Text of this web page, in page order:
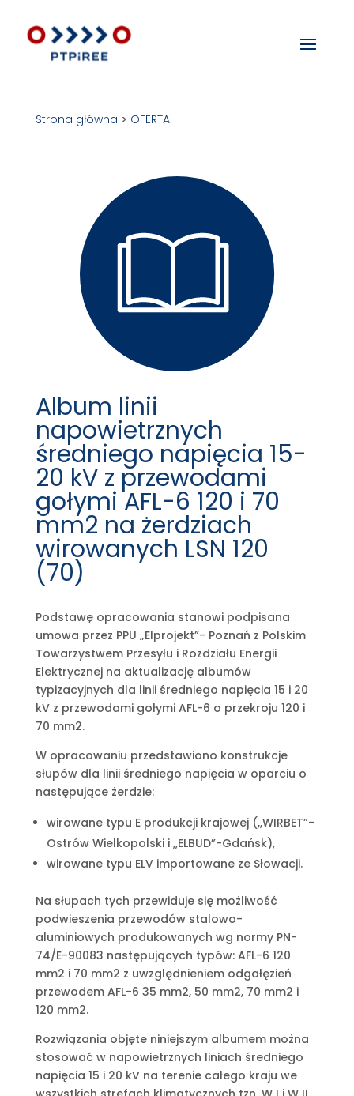
Strona główna > OFERTA
Album linii
napowietrznych
średniego napięcia 15-
20 kV z przewodami
gołymi AFL-6 120 i 70
mm2 na żerdziach
wirowanych LSN 120
(70)
Podstawę opracowania stanowi podpisana
umowa przez PPU „Elprojekt”- Poznań z Polskim
Towarzystwem Przesyłu i Rozdziału Energii
Elektrycznej na aktualizację albumów
typizacyjnych dla linii średniego napięcia 15 i 20
kV z przewodami gołymi AFL-6 o przekroju 120 i
70 mm2.
W opracowaniu przedstawiono konstrukcje
słupów dla linii średniego napięcia w oparciu o
następujące żerdzie:
wirowane typu E produkcji krajowej (,,WIRBET”-
Ostrów Wielkopolski i ,,ELBUD”-Gdańsk),
wirowane typu ELV importowane ze Słowacji.
Na słupach tych przewiduje się możliwość
podwieszenia przewodów stalowo-
aluminiowych produkowanych wg normy PN-
74/E-90083 następujących typów: AFL-6 120
mm2 i 70 mm2 z uwzględnieniem odgałęzień
przewodem AFL-6 35 mm2, 50 mm2, 70 mm2 i
120 mm2.
Rozwiązania objęte niniejszym albumem można
stosować w napowietrznych liniach średniego
napięcia 15 i 20 kV na terenie całego kraju we